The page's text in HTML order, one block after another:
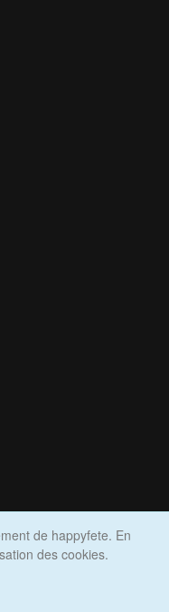
de happyfete. En
des cookies.